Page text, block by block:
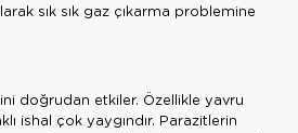
sık sık gaz çıkarma problemine
doğrudan etkiler. Özellikle yavru
ishal çok yaygındır. Parazitlerin